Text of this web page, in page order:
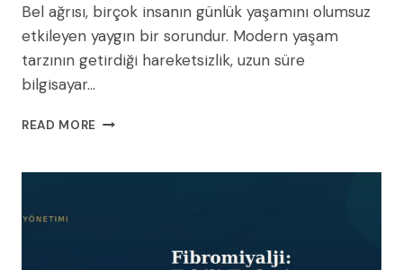
Bel ağrısı, birçok insanın günlük yaşamını olumsuz
etkileyen yaygın bir sorundur. Modern yaşam
tarzının getirdiği hareketsizlik, uzun süre
bilgisayar…
READ MORE BEL
GELEN